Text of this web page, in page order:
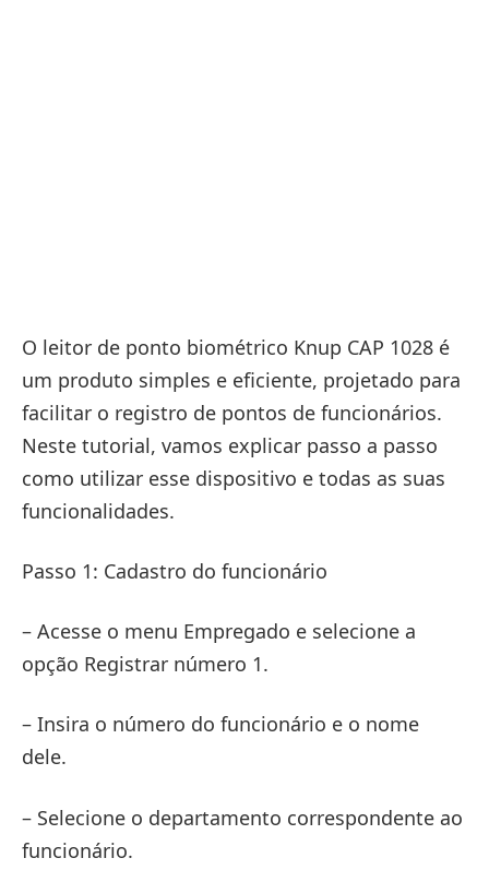
O leitor de ponto biométrico Knup CAP 1028 é
um produto simples e eficiente, projetado para
facilitar o registro de pontos de funcionários.
Neste tutorial, vamos explicar passo a passo
como utilizar esse dispositivo e todas as suas
funcionalidades.
Passo 1: Cadastro do funcionário
– Acesse o menu Empregado e selecione a
opção Registrar número 1.
– Insira o número do funcionário e o nome
dele.
– Selecione o departamento correspondente ao
funcionário.